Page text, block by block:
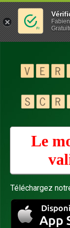
Le
Téléchargez